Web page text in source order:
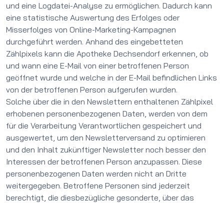
und eine Logdatei-Analyse zu ermöglichen. Dadurch kann
eine statistische Auswertung des Erfolges oder
Misserfolges von Online-Marketing-Kampagnen
durchgeführt werden. Anhand des eingebetteten
Zählpixels kann die Apotheke Dechsendorf erkennen, ob
und wann eine E-Mail von einer betroffenen Person
geöffnet wurde und welche in der E-Mail befindlichen Links
von der betroffenen Person aufgerufen wurden.
Solche über die in den Newslettern enthaltenen Zählpixel
erhobenen personenbezogenen Daten, werden von dem
für die Verarbeitung Verantwortlichen gespeichert und
ausgewertet, um den Newsletterversand zu optimieren
und den Inhalt zukünftiger Newsletter noch besser den
Interessen der betroffenen Person anzupassen. Diese
personenbezogenen Daten werden nicht an Dritte
weitergegeben. Betroffene Personen sind jederzeit
berechtigt, die diesbezügliche gesonderte, über das